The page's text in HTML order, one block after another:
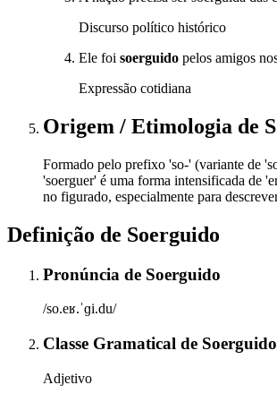
Discurso político histórico
Ele foi soerguido pelos amigos
Expressão cotidiana
Origem / Etimologia de
Formado pelo prefixo 'so-' (variante de
'soerguer' é uma forma intensificada de
no figurado, especialmente para
Definição de Soerguido
Pronúncia de Soerguido
/so.eʁ.ˈɡi.du/
Classe Gramatical de Soerguido
Adjetivo